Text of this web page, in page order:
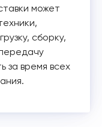
может
сборку,
за время всех